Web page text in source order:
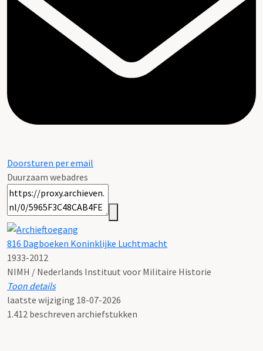
Doorsturen per email
Duurzaam webadres
816 Dagboeken Koninklijke Luchtmacht
1933-2012
NIMH / Nederlands Instituut voor Militaire Historie
Toon details
Datering:
1933-2012
laatste wijziging 18-07-2026
1.412 beschreven archiefstukken